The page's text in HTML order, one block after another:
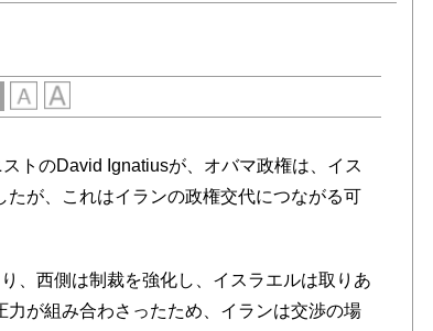
トのDavid Ignatiusが、オバマ政権は、イス
が、これはイランの政権交代につながる可
、西側は制裁を強化し、イスラエルは取りあ
が組み合わさったため、イランは交渉の場